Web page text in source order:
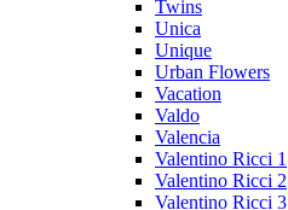
Twins
Unica
Unique
Urban Flowers
Vacation
Valdo
Valencia
Valentino Ricci 1
Valentino Ricci 2
Valentino Ricci 3